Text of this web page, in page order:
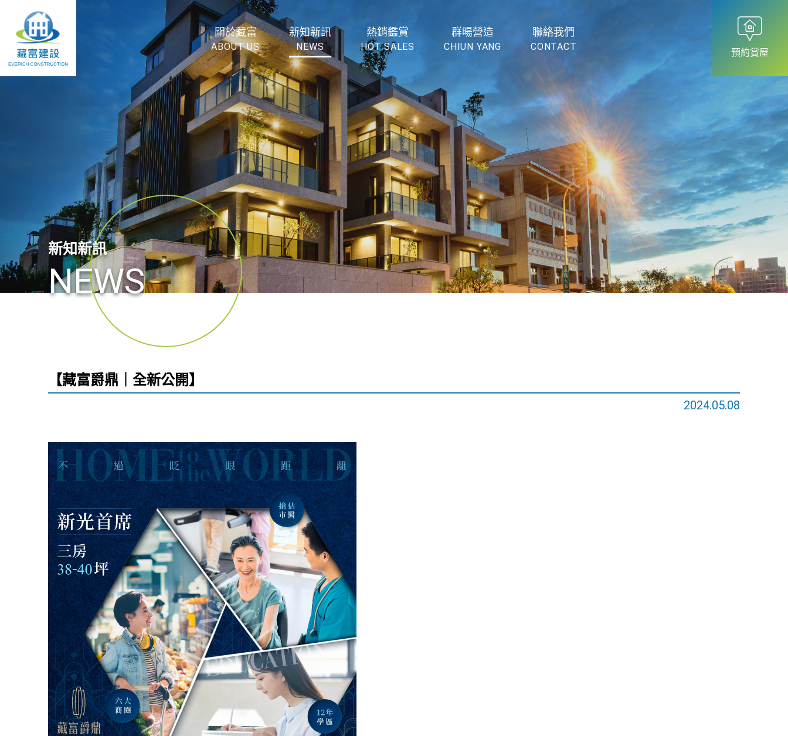
關於藏富
ABOUT US
新知新訊
NEWS
熱銷鑑賞
HOT SALES
群暘營造
CHIUN YANG
聯絡我們
CONTACT
預約賞屋
新知新訊
NEWS
【藏富爵鼎｜全新公開】
2024.05.08